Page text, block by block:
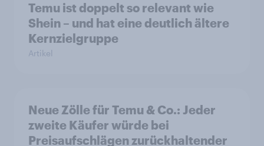
Temu ist doppelt so relevant wie
Shein – und hat eine deutlich ältere
Kernzielgruppe
Artikel
Neue Zölle für Temu & Co.: Jeder
zweite Käufer würde bei
Preisaufschlägen zurückhaltender